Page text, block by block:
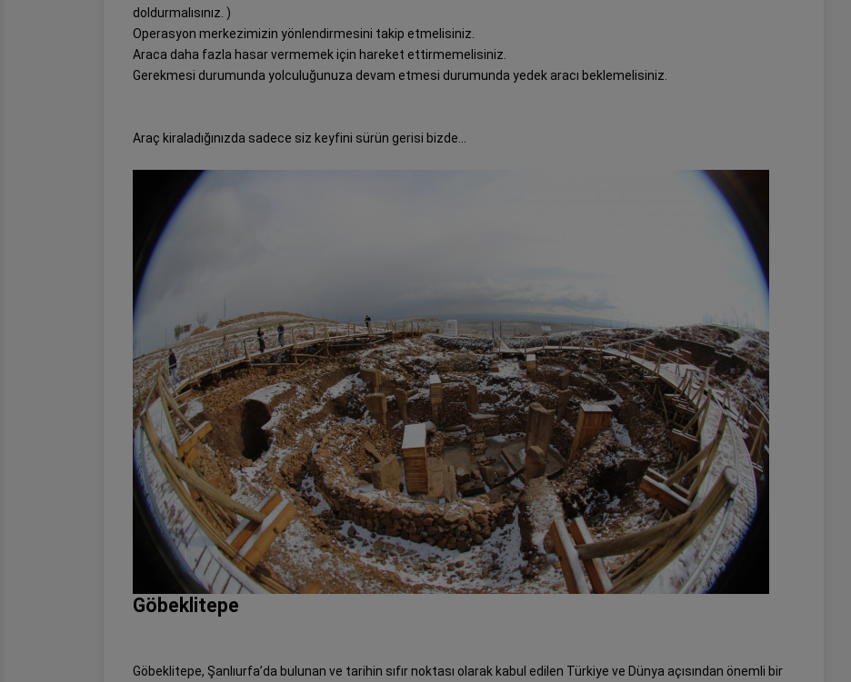
doldurmalısınız. )
Operasyon merkezimizin yönlendirmesini takip etmelisiniz.
Araca daha fazla hasar vermemek için hareket ettirmemelisiniz.
Gerekmesi durumunda yolculuğunuza devam etmesi durumunda yedek aracı beklemelisiniz.
Araç kiraladığınızda sadece siz keyfini sürün gerisi bizde…
Göbeklitepe
Göbeklitepe, Şanlıurfa’da bulunan ve tarihin sıfır noktası olarak kabul edilen Türkiye ve Dünya açısından önemli bir